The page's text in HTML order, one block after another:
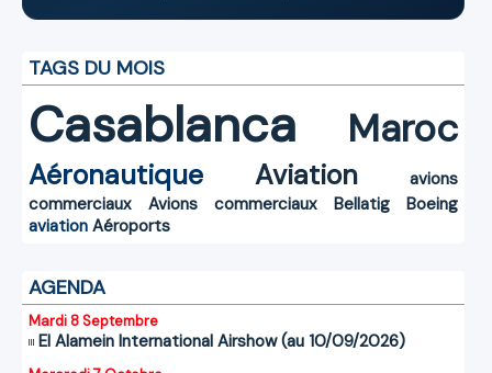
TAGS DU MOIS
Casablanca Maroc
Aéronautique Aviation
avions
commerciaux
Avions commerciaux Bellatig
Boeing
aviation Aéroports
AGENDA
Mardi 8 Septembre
El Alamein International Airshow (au 10/09/2026)